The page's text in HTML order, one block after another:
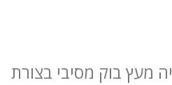
מעץ בוק מסיבי בצורת